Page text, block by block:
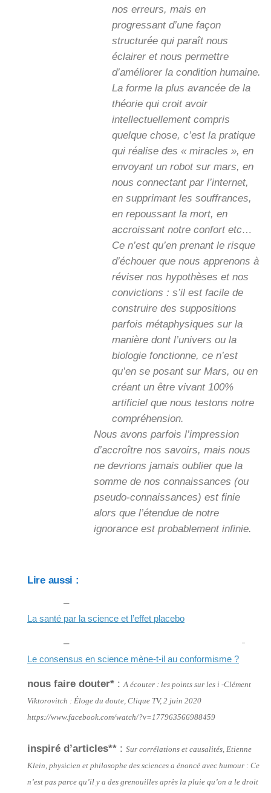
nos erreurs, mais en
progressant d’une façon
structurée qui paraît nous
éclairer et nous permettre
d’améliorer la condition humaine.
La forme la plus avancée de la
théorie qui croit avoir
intellectuellement compris
quelque chose, c’est la pratique
qui réalise des « miracles », en
envoyant un robot sur mars, en
nous connectant par l’internet,
en supprimant les souffrances,
en repoussant la mort, en
accroissant notre confort etc…
Ce n’est qu’en prenant le risque
d’échouer que nous apprenons à
réviser nos hypothèses et nos
convictions : s’il est facile de
construire des suppositions
parfois métaphysiques sur la
manière dont l’univers ou la
biologie fonctionne, ce n’est
qu’en se posant sur Mars, ou en
créant un être vivant 100%
artificiel que nous testons notre
compréhension.
Nous avons parfois l’impression
d’accroître nos savoirs, mais nous
ne devrions jamais oublier que la
somme de nos connaissances (ou
pseudo-connaissances) est finie
alors que l’étendue de notre
ignorance est probablement infinie.
Lire aussi :
–
La santé par la science et l’effet placebo
–
Le consensus en science mène-t-il au conformisme ?
nous faire douter* :A écouter : les points sur les i -Clément
Viktorovitch : Éloge du doute, Clique TV, 2 juin 2020
https://www.facebook.com/watch/?v=177963566988459
inspiré d’articles** : Sur corrélations et causalités, Etienne
Klein, physicien et philosophe des sciences a énoncé avec humour : Ce
n’est pas parce qu’il y a des grenouilles après la pluie qu’on a le droit